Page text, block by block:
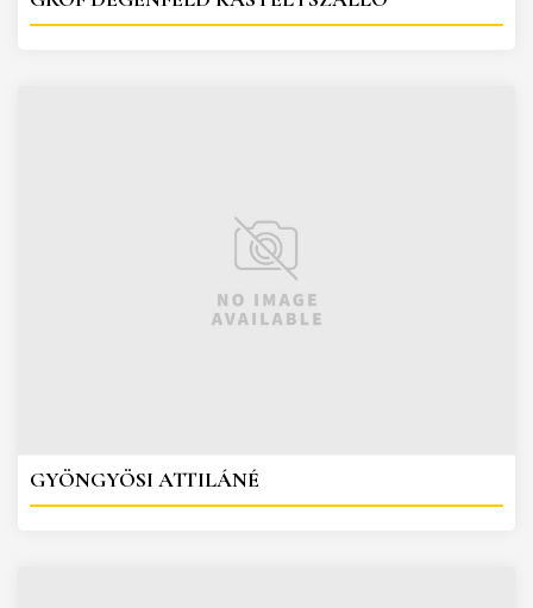
GYÖNGYÖSI ATTILÁNÉ